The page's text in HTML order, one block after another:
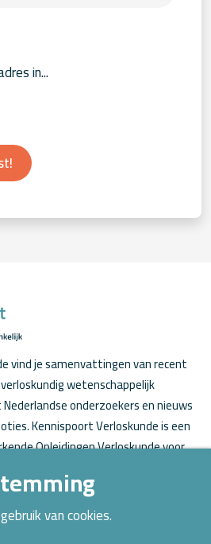
vind je samenvattingen van recent
wetenschappelijk
onderzoekers en nieuws
Kennispoort Verloskunde is een
Opleidingen Verloskunde voor
van cookies.